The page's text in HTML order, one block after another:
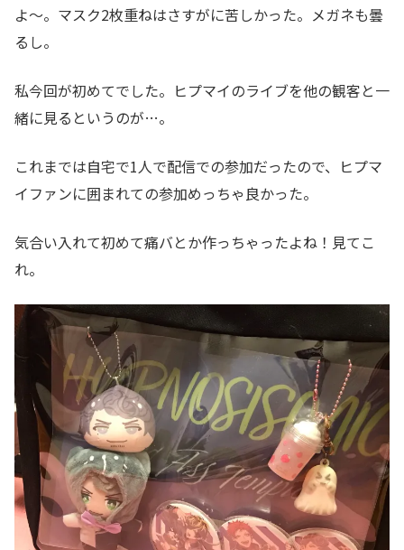
よ〜。マスク2枚重ねはさすがに苦しかった。メガネも曇
るし。
私今回が初めてでした。ヒプマイのライブを他の観客と一
緒に見るというのが…。
これまでは自宅で1人で配信での参加だったので、ヒプマ
イファンに囲まれての参加めっちゃ良かった。
気合い入れて初めて痛バとか作っちゃったよね！見てこ
れ。